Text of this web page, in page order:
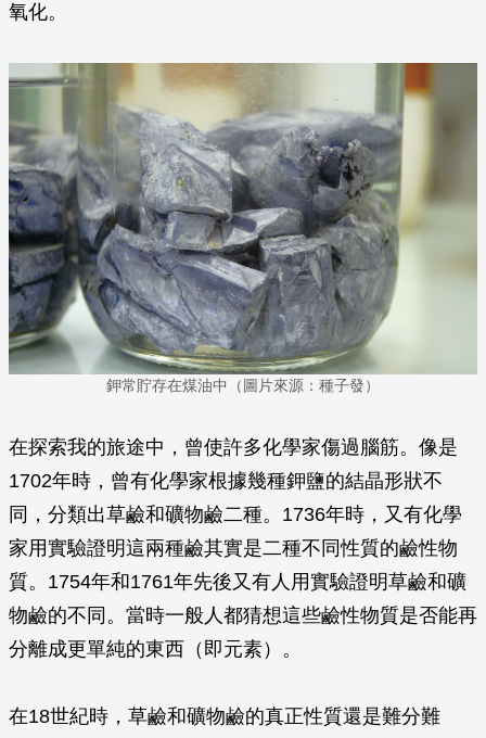
氧化。
鉀常貯存在煤油中（圖片來源：種子發）
在探索我的旅途中，曾使許多化學家傷過腦筋。像是
1702年時，曾有化學家根據幾種鉀鹽的結晶形狀不
同，分類出草鹼和礦物鹼二種。1736年時，又有化學
家用實驗證明這兩種鹼其實是二種不同性質的鹼性物
質。1754年和1761年先後又有人用實驗證明草鹼和礦
物鹼的不同。當時一般人都猜想這些鹼性物質是否能再
分離成更單純的東西（即元素）。
在18世紀時，草鹼和礦物鹼的真正性質還是難分難